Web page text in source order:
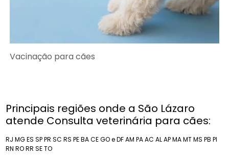
Vacinação para cães
Principais regiões onde a São Lázaro
atende Consulta veterinária para cães:
RJ MGES SPPR SC RS PEBACEGO e DFAM PAAC ALAPMAMTMS PB PI
RN RORR SETO